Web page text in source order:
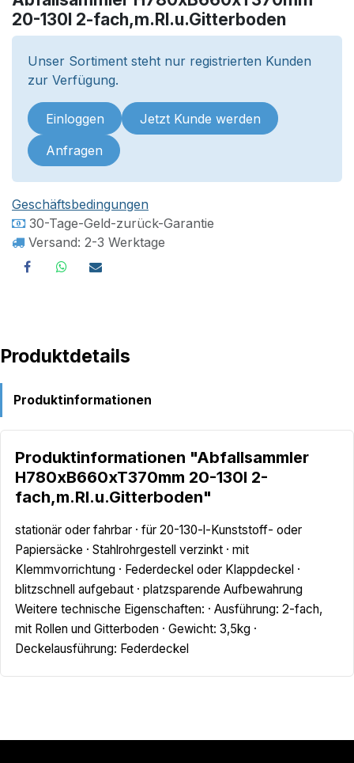
20-130l 2-fach,m.Rl.u.Gitterboden
Unser Sortiment steht nur registrierten Kunden
zur Verfügung.
Einloggen Jetzt Kunde werden
Anfragen
Geschäftsbedingungen
30-Tage-Geld-zurück-Garantie
Versand: 2-3 Werktage
Produktdetails
Produktinformationen
Produktinformationen "Abfallsammler
H780xB660xT370mm 20-130l 2-
fach,m.Rl.u.Gitterboden"
stationär oder fahrbar · für 20-130-l-Kunststoff- oder
Papiersäcke · Stahlrohrgestell verzinkt · mit
Klemmvorrichtung · Federdeckel oder Klappdeckel ·
blitzschnell aufgebaut · platzsparende Aufbewahrung
Weitere technische Eigenschaften: · Ausführung: 2-fach,
mit Rollen und Gitterboden · Gewicht: 3,5kg ·
Deckelausführung: Federdeckel